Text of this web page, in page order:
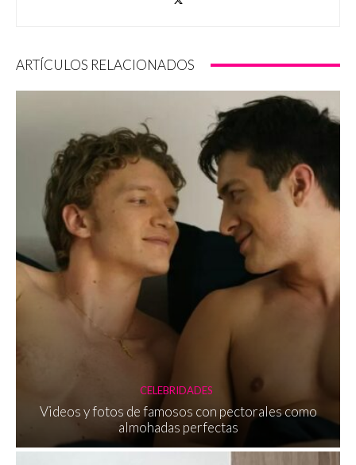
ARTÍCULOS RELACIONADOS
CELEBRIDADES
Videos y fotos de famosos con pectorales como
almohadas perfectas